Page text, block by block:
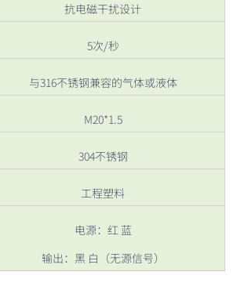
抗电磁干扰设计
5次/秒
与316不锈钢兼容的气体或液体
M20*1.5
304不锈钢
工程塑料
电源：红 蓝
输出：黑 白（无源信号）